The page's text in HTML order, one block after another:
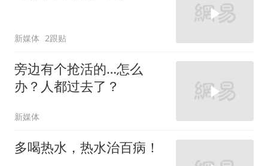
新媒体 2跟贴
旁边有个抢活的…怎么
办？人都过去了？
新媒体
多喝热水，热水治百病！